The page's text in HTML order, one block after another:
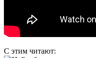
С этим читают: